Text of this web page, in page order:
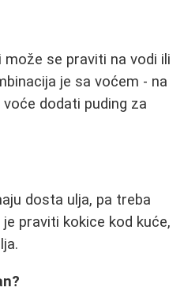
može se praviti na vodi ili
je sa voćem - na
dodati puding za
dosta ulja, pa treba
praviti kokice kod kuće,